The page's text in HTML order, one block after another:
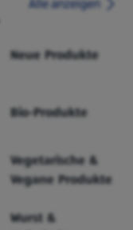
Neue Produkte
Bio-Produkte
Vegetarische &
Vegane Produkte
Wurst &